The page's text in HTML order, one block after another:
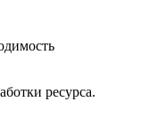
ресурса.